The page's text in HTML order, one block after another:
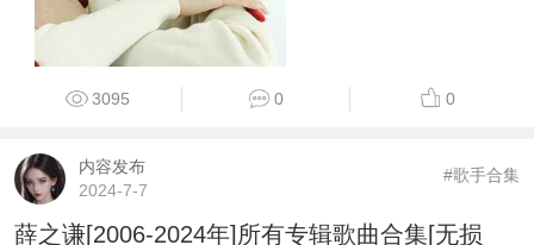
3095 0 0
内容发布
2024-7-7
#歌手合集
薛之谦[2006-2024年]所有专辑歌曲合集[无损